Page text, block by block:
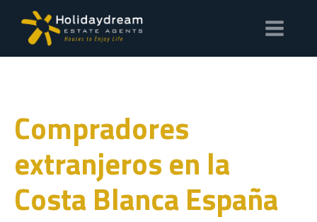
Compradores
extranjeros en la
Costa Blanca España